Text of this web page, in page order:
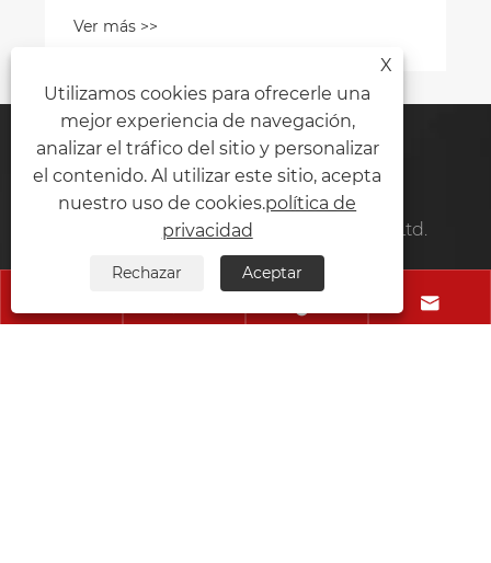
Contáctenos
Qingdao Norton Door Technology Co., Ltd.
Teléfono: +86-13969697307
Móvil:+86-13969697307

X
Utilizamos cookies para ofrecerle una
mejor experiencia de navegación,
analizar el tráfico del sitio y personalizar
el contenido. Al utilizar este sitio, acepta
nuestro uso de cookies.política de
privacidad
Rechazar Aceptar